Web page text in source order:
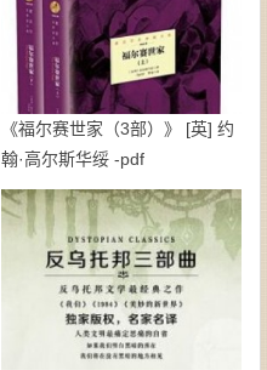
《福尔赛世家（3部）》 [英] 约
翰·高尔斯华绥 -pdf